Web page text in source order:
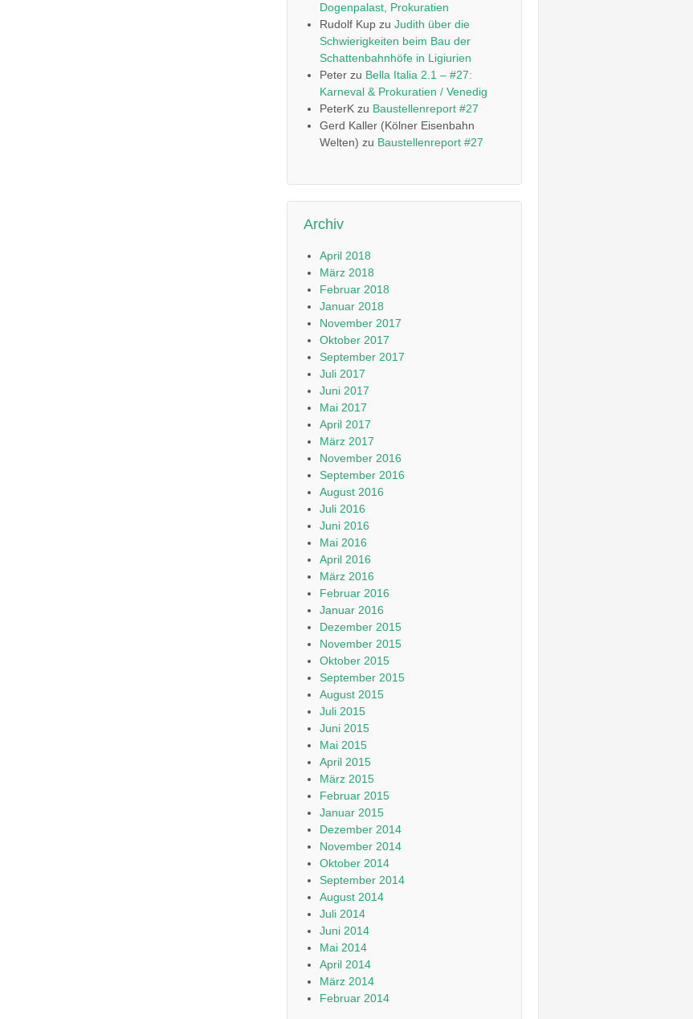
Dogenpalast, Prokuratien
Rudolf Kup zuJudith über die
Schwierigkeiten beim Bau der
Schattenbahnhöfe in Ligiurien
Peter zu Bella Italia 2.1 – #27:
Karneval & Prokuratien / Venedig
PeterK zu Baustellenreport #27
Gerd Kaller (Kölner Eisenbahn
Welten) zu Baustellenreport #27
Archiv
April 2018
März 2018
Februar 2018
Januar 2018
November 2017
Oktober 2017
September 2017
Juli 2017
Juni 2017
Mai 2017
April 2017
März 2017
November 2016
September 2016
August 2016
Juli 2016
Juni 2016
Mai 2016
April 2016
März 2016
Februar 2016
Januar 2016
Dezember 2015
November 2015
Oktober 2015
September 2015
August 2015
Juli 2015
Juni 2015
Mai 2015
April 2015
März 2015
Februar 2015
Januar 2015
Dezember 2014
November 2014
Oktober 2014
September 2014
August 2014
Juli 2014
Juni 2014
Mai 2014
April 2014
März 2014
Februar 2014